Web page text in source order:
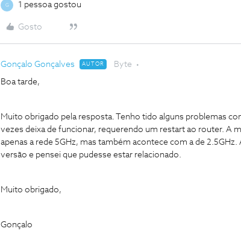
G 1 pessoa gostou
Gosto
Gonçalo Gonçalves AUTOR Byte
Boa tarde,
Muito obrigado pela resposta. Tenho tido alguns problemas
vezes deixa de funcionar, requerendo um restart ao router. A
apenas a rede 5GHz, mas também acontece com a de 2.5GHz.
versão e pensei que pudesse estar relacionado.
Muito obrigado,
Gonçalo